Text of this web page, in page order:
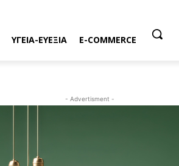
ΥΓΕΙΑ-ΕΥΕΞΙΑ E-COMMERCE
- Advertisment -